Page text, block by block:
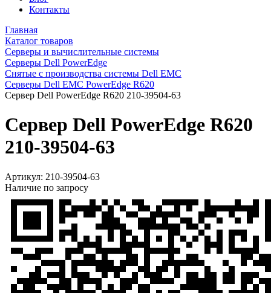
Контакты
Главная
Каталог товаров
Серверы и вычислительные системы
Серверы Dell PowerEdge
Снятые с производства системы Dell EMC
Серверы Dell EMC PowerEdge R620
Сервер Dell PowerEdge R620 210-39504-63
Сервер Dell PowerEdge R620
210-39504-63
Артикул: 210-39504-63
Наличие по запросу